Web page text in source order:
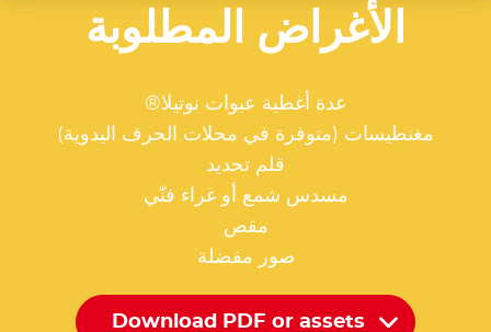
الأغراض المطلوبة
عدة أغطية عبوات نوتيلا®
مغنطيسات (متوفرة في محلات الحرف اليدوية)
قلم تحديد
مسدس شمع أو غراء فنّي
مقص
صور مفضلة
Download PDF or assets